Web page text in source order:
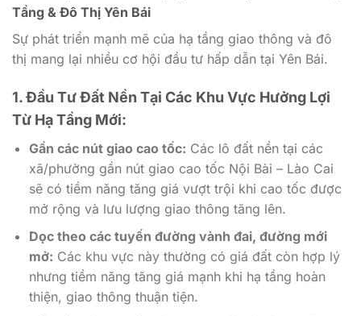
Tầng & Đô Thị Yên Bái
Sự phát triển mạnh mẽ của hạ tầng giao thông và đô
thị mang lại nhiều cơ hội đầu tư hấp dẫn tại Yên Bái.
1. Đầu Tư Đất Nền Tại Các Khu Vực Hưởng Lợi
Từ Hạ Tầng Mới:
Gần các nút giao cao tốc: Các lô đất nền tại các
xã/phường gần nút giao cao tốc Nội Bài – Lào Cai
sẽ có tiềm năng tăng giá vượt trội khi cao tốc được
mở rộng và lưu lượng giao thông tăng lên.
Dọc theo các tuyến đường vành đai, đường mới
mở: Các khu vực này thường có giá đất còn hợp lý
nhưng tiềm năng tăng giá mạnh khi hạ tầng hoàn
thiện, giao thông thuận tiện.